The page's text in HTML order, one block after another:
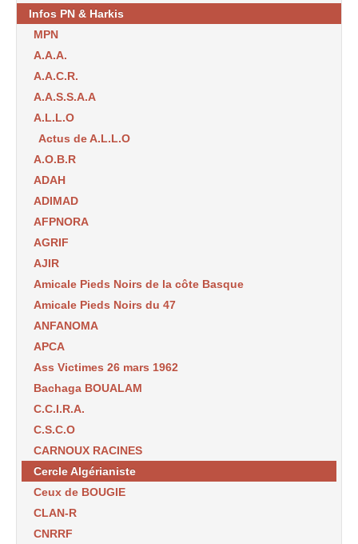
Infos PN & Harkis
MPN
A.A.A.
A.A.C.R.
A.A.S.S.A.A
A.L.L.O
Actus de A.L.L.O
A.O.B.R
ADAH
ADIMAD
AFPNORA
AGRIF
AJIR
Amicale Pieds Noirs de la côte Basque
Amicale Pieds Noirs du 47
ANFANOMA
APCA
Ass Victimes 26 mars 1962
Bachaga BOUALAM
C.C.I.R.A.
C.S.C.O
CARNOUX RACINES
Cercle Algérianiste
Ceux de BOUGIE
CLAN-R
CNRRF